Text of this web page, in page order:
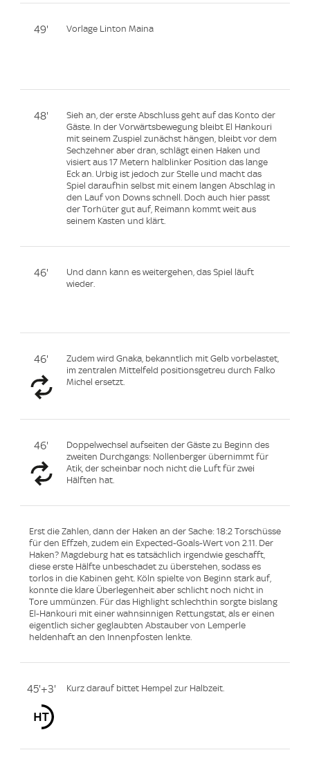
49' Vorlage Linton Maina
48'
Sieh an, der erste Abschluss geht auf das Konto der
Gäste. In der Vorwärtsbewegung bleibt El Hankouri
mit seinem Zuspiel zunächst hängen, bleibt vor dem
Sechzehner aber dran, schlägt einen Haken und
visiert aus 17 Metern halblinker Position das lange
Eck an. Urbig ist jedoch zur Stelle und macht das
Spiel daraufhin selbst mit einem langen Abschlag in
den Lauf von Downs schnell. Doch auch hier passt
der Torhüter gut auf, Reimann kommt weit aus
seinem Kasten und klärt.
46'
Und dann kann es weitergehen, das Spiel läuft
wieder.
46'
Zudem wird Gnaka, bekanntlich mit Gelb vorbelastet,
im zentralen Mittelfeld positionsgetreu durch Falko
Michel ersetzt.
46'
Doppelwechsel aufseiten der Gäste zu Beginn des
zweiten Durchgangs: Nollenberger übernimmt für
Atik, der scheinbar noch nicht die Luft für zwei
Hälften hat.
Erst die Zahlen, dann der Haken an der Sache: 18:2 Torschüsse
für den Effzeh, zudem ein Expected-Goals-Wert von 2.11. Der
Haken? Magdeburg hat es tatsächlich irgendwie geschafft,
diese erste Hälfte unbeschadet zu überstehen, sodass es
torlos in die Kabinen geht. Köln spielte von Beginn stark auf,
konnte die klare Überlegenheit aber schlicht noch nicht in
Tore ummünzen. Für das Highlight schlechthin sorgte bislang
El-Hankouri mit einer wahnsinnigen Rettungstat, als er einen
eigentlich sicher geglaubten Abstauber von Lemperle
heldenhaft an den Innenpfosten lenkte.
45'+3' Kurz darauf bittet Hempel zur Halbzeit.